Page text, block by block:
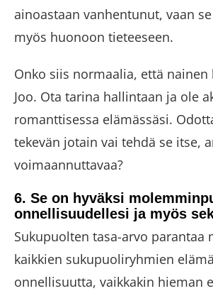
ainoastaan ​​vanhentunut, vaan
myös huonoon tieteeseen.
Onko siis normaalia, että nainen
Joo. Ota tarina hallintaan ja ole
romanttisessa elämässäsi.
tekevän jotain vai tehdä se itse,
voimaannuttavaa?
6. Se on hyväksi
onnellisuudellesi ja myös
Sukupuolten tasa-arvo parantaa
kaikkien sukupuoliryhmien
onnellisuutta, vaikkakin hieman